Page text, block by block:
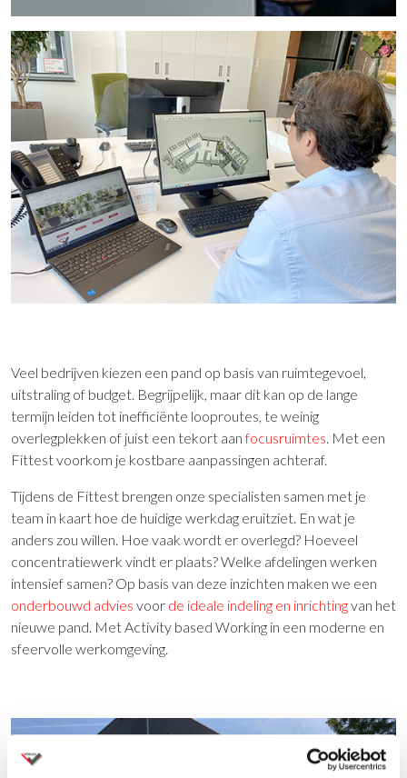
Veel bedrijven kiezen een pand op basis van ruimtegevoel,
uitstraling of budget. Begrijpelijk, maar dit kan op de lange
termijn leiden tot inefficiënte looproutes, te weinig
overlegplekken of juist een tekort aanfocusruimtes. Met een
Fittest voorkom je kostbare aanpassingen achteraf.
Tijdens de Fittest brengen onze specialisten samen met je
team in kaart hoe de huidige werkdag eruitziet. En wat je
anders zou willen. Hoe vaak wordt er overlegd? Hoeveel
concentratiewerk vindt er plaats? Welke afdelingen werken
intensief samen? Op basis van deze inzichten maken we een
onderbouwd advies voor de ideale indeling en inrichtingvan het
nieuwe pand. Met Activity based Working in een moderne en
sfeervolle werkomgeving.